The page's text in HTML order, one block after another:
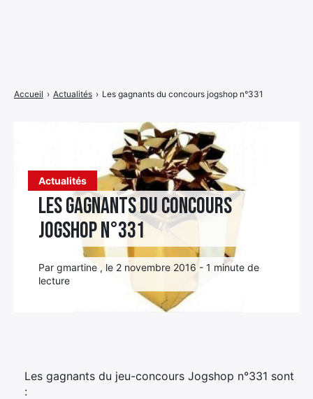
Actualités
Les gagnants du concours
jogshop n°331
Par gmartine , le 2 novembre 2016 - 1 minute de
lecture
Accueil › Actualités › Les gagnants du concours jogshop n°331
Les gagnants du jeu-concours Jogshop n°331 sont
:
Élément
de
menu
Élément
de
menu
Élément
de
menu